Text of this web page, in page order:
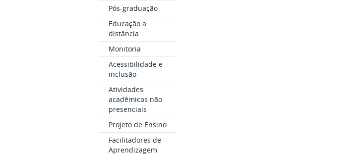
Pós-graduação
Educação a
distância
Monitoria
Acessibilidade e
inclusão
Atividades
acadêmicas não
presenciais
Projeto de Ensino
Facilitadores de
Aprendizagem